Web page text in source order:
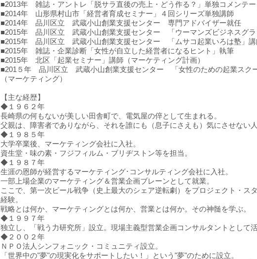
■2013年 雑誌・アントレ「脱サラ直後の売上・どう作る？」単独コメンテー
■2014年 山形県村山市「経営者育成セミナー」４回シリーズ単独講師
■2014年 品川区立 武蔵小山創業支援センター 専門アドバイザー就任
■2015年 品川区立 武蔵小山創業支援センター 「ウーマンズビジネスグラ
■2015年 品川区立 武蔵小山創業支援センター 「ムサコ起業いろは塾」講
■2015年 雑誌・企業診断「女性が自立した経営者になるヒント」執筆
■2015年 北区「起業セミナー」講師（マーケティング計画）
■201５年 品川区立 武蔵小山創業支援センター 「女性のための起業スク
（マーケティング）
【主な経歴】
◆１９６２年
長崎県の何もないが美しい田舎町で、電気屋の倅として生まれる。
父親は、障害者でありながら、それを誰にも（息子にさえも）気にさせない人
◆１９８５年
大学卒業後、マーケティング会社に入社。
資生堂・味の素・フジフィルム・ブリヂストン等を担当。
◆１９８７年
生涯の恩師が経営するマーケティング･コンサルティング会社に入社。
一部上場企業のマーケティング＆営業企画ブレーンとして就業。
ここで、第一次ビール戦争（史上最大のシェア逆転劇）をプロジェクト・ス
経験。
戦略とは何か、マーケティングとは何か、営業とは何か。その神髄を学ぶ。
◆１９９７年
独立し、「戦う力研究所」設立。現場主義型営業企画コンサルタントとして活
◆２００２年
ＮＰＯ法人シンフォニック・コミュニティ設立。
「世界中の"夢"の現実化をサポートしたい！」という"夢"のために設立。